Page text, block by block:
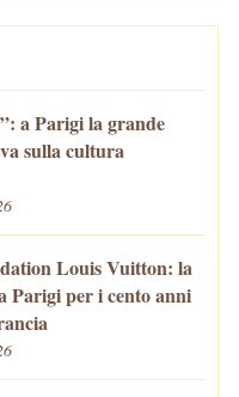
a Parigi la grande
sulla cultura
Louis Vuitton: la
Parigi per i cento anni